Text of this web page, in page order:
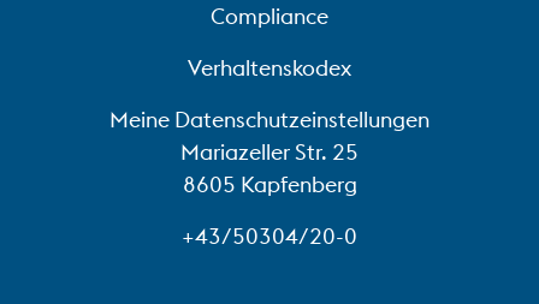
Compliance
Verhaltenskodex
Meine Datenschutzeinstellungen
Mariazeller Str. 25
8605 Kapfenberg
+43/50304/20-0